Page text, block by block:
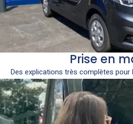
Prise en
Des explications très complètes pour